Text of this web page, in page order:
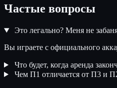
Частые вопросы
Это легально? Меня не
Вы играете с официального
Что будет, когда аренда
Чем П1 отличается от П3 и